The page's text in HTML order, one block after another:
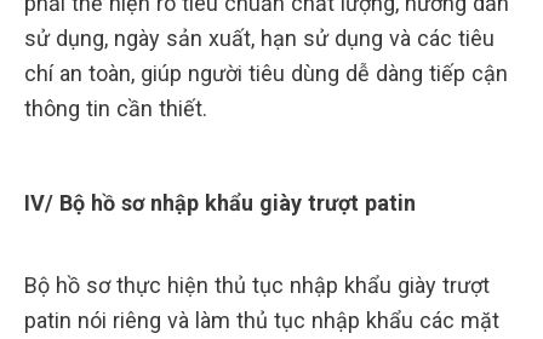
sử dụng, ngày sản xuất, hạn sử dụng và các tiêu
chí an toàn, giúp người tiêu dùng dễ dàng tiếp cận
thông tin cần thiết.
IV/ Bộ hồ sơ nhập khẩu giày trượt patin
Bộ hồ sơ thực hiện thủ tục nhập khẩu giày trượt
patin nói riêng và làm thủ tục nhập khẩu các mặt